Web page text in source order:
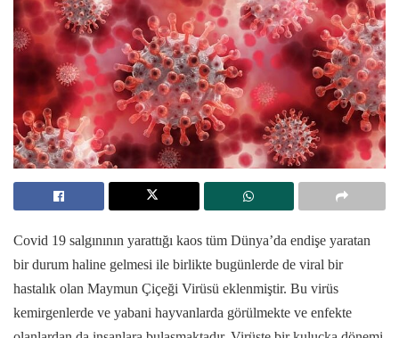
Covid 19 salgınının yarattığı kaos tüm Dünya’da endişe yaratan
bir durum haline gelmesi ile birlikte bugünlerde de viral bir
hastalık olan Maymun Çiçeği Virüsü eklenmiştir. Bu virüs
kemirgenlerde ve yabani hayvanlarda görülmekte ve enfekte